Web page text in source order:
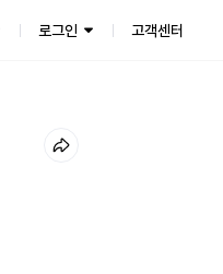
로그인 고객센터